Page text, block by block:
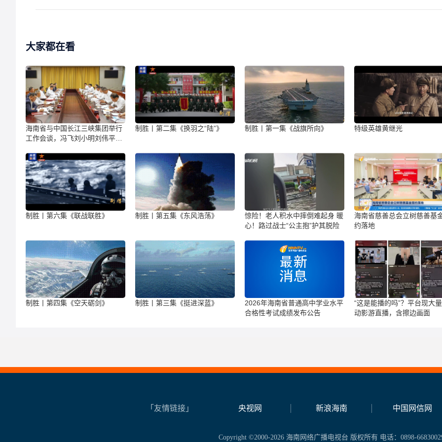
大家都在看
海南省与中国长江三峡集团举行
工作会谈，冯飞刘小明刘伟平李
制胜丨第二集《换羽之“陆”》 制胜丨第一集《战旗所向》 特级英雄黄继光
制胜丨第六集《联战联胜》 制胜丨第五集《东风浩荡》
惊险！老人积水中摔倒难起身 暖
心！路过战士“公主抱”护其脱险
海南省慈善总会立树慈善基
约落地
制胜丨第四集《空天砺剑》 制胜丨第三集《挺进深蓝》
2026年海南省普通高中学业水平
合格性考试成绩发布公告
“这是能播的吗”？平台现大
动影游直播，含擦边画面
「友情链接」 央视网 新浪海南 中国网信网
Copyright ©2000-2026 海南网络广播电视台 版权所有 电话：0898-